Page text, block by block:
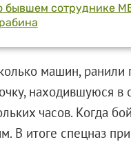
бывшем сотруднике
машин, ранили
находившуюся в
часов. Когда
В итоге спецназ